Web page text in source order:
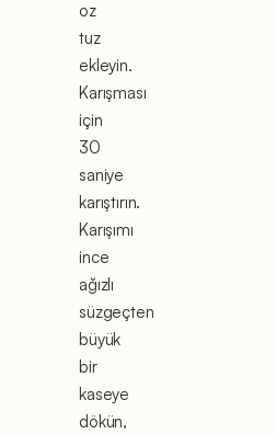
oz
tuz
ekleyin.
Karışması
için
30
saniye
karıştırın.
Karışımı
ince
ağızlı
süzgeçten
büyük
bir
kaseye
dökün,